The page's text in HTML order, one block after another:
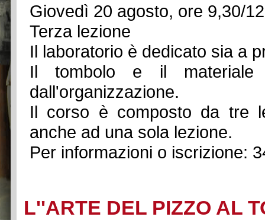
Giovedì 20 agosto, ore 9,30/12
Terza lezione
Il laboratorio è dedicato sia a
Il tombolo e il materiale
dall'organizzazione.
Il corso è composto da tre
anche ad una sola lezione.
Per informazioni o iscrizione:
L''ARTE DEL PIZZO AL